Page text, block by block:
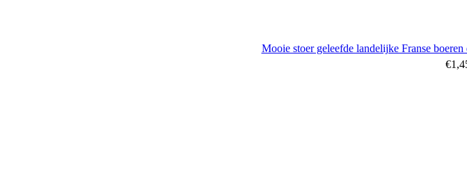
Mooie stoer geleefde landelijke Franse
€